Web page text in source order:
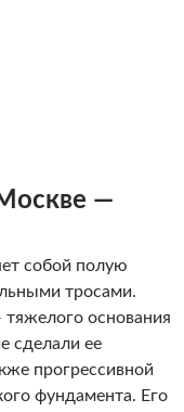
—
собой полую
тросами.
тяжелого основания
сделали ее
прогрессивной
фундамента. Его